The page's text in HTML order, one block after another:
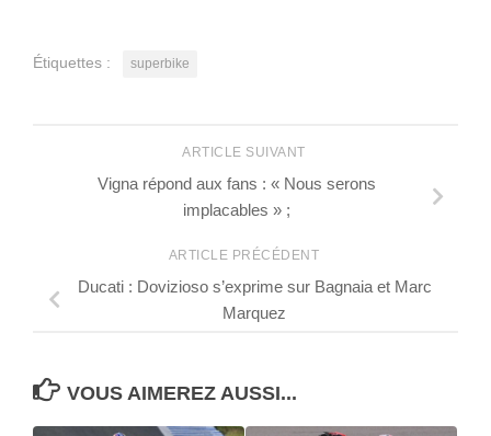
Étiquettes : superbike
ARTICLE SUIVANT
Vigna répond aux fans : « Nous serons
implacables » ;
ARTICLE PRÉCÉDENT
Ducati : Dovizioso s’exprime sur Bagnaia et Marc
Marquez
VOUS AIMEREZ AUSSI...